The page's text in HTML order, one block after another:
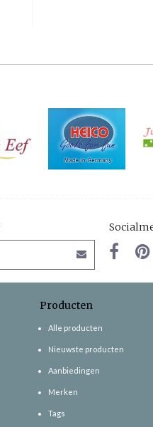
Producten
Alle producten
Nieuwste producten
Aanbiedingen
Merken
Tags